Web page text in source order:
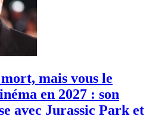
mais vous le
en 2027 : son
avec Jurassic Park et